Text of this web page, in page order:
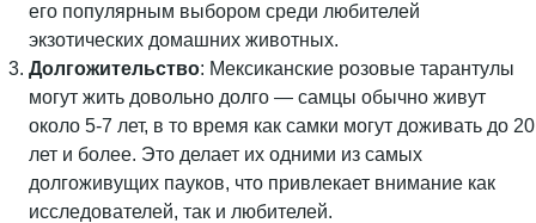
его популярным выбором среди любителей
экзотических домашних животных.
Долгожительство: Мексиканские розовые тарантулы
могут жить довольно долго — самцы обычно живут
около 5-7 лет, в то время как самки могут доживать до 20
лет и более. Это делает их одними из самых
долгоживущих пауков, что привлекает внимание как
исследователей, так и любителей.